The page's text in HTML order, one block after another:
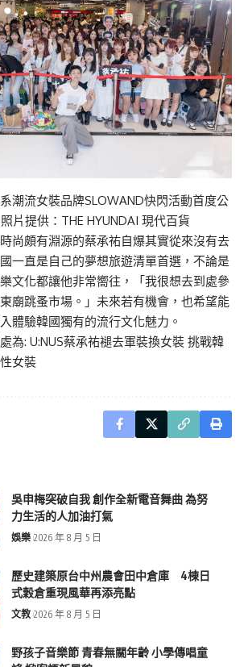
潮流女裝品牌SLOWAND快閃活動首度公
片提供：THE HYUNDAI 現代百貨
尚頗有淵源的蔡承祐自爆其實從來沒有去
一直是自己的夢想旅遊清單首選，不論是
文化都讓他非常嚮往，「我很想去到處參
廟跳蚤市場。」未來若有機會，也希望能
體驗韓國獨有的流行文化魅力。
為: U:NUS蔡承祐褪去軍裝換女裝 挑戰韓
女裝
吳申梅突破自我 創作全新電音舞曲 為努
力生活的人加油打氣
娛樂 2026 年 8 月 5 日
歷史建築原台中州農會田中倉庫 4棟日
式穀倉重現風華再添亮點
文教 2026 年 8 月 5 日
野孩子音樂節 青春無關年齡 小學傳唱童